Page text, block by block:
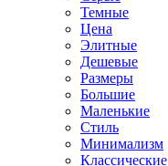
Темные
Цена
Элитные
Дешевые
Размеры
Большие
Маленькие
Стиль
Минимализм
Классические